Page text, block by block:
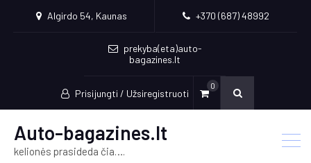
Algirdo 54, Kaunas +370 (687) 48992
prekyba(eta)auto-
bagazines.lt
Prisijungti / Užsiregistruoti
0
Auto-bagazines.lt
kelionės prasideda čia….